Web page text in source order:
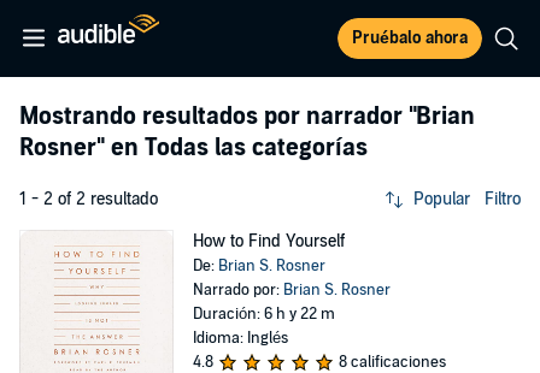
Pruébalo ahora
Mostrando resultados por narrador "Brian
Rosner" en Todas las categorías
1 - 2 of 2 resultado Popular Filtro
How to Find Yourself
De: Brian S. Rosner
Narrado por: Brian S. Rosner
Duración: 6 h y 22 m
Idioma: Inglés
4.8
8 calificaciones